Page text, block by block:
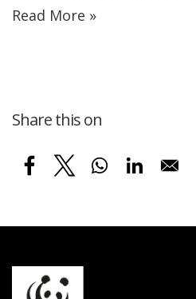
Read More »
Share this on